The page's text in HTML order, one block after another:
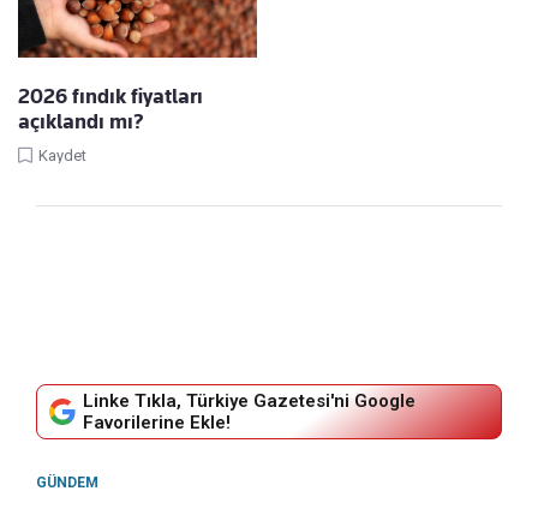
2026 fındık fiyatları
açıklandı mı?
Kaydet
Linke Tıkla, Türkiye Gazetesi'ni Google
Favorilerine Ekle!
GÜNDEM